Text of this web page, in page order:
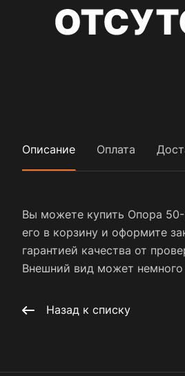
Описание Оплата
Вы можете купить Опора 50-
его в корзину и оформите
гарантией качества от
Внешний вид может немного
Назад к списку